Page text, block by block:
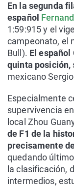
En la segunda
español
1:59:915 y el
campeonato, el
Bull). El español
quinta posición,
mexicano Sergio
Especialmente
supervivencia
local Zhou
de F1 de la
precisamente
quedando
la clasificación,
intermedios,